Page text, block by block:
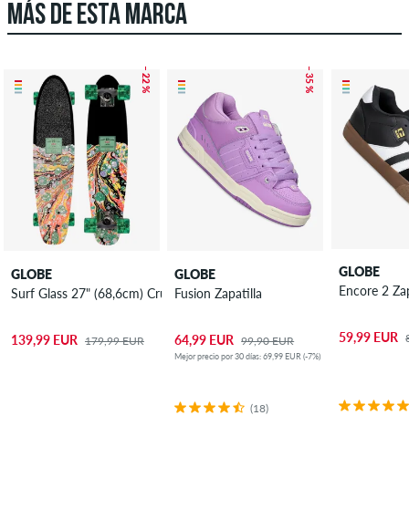
MÁS DE ESTA MARCA
– 22 %
GLOBE
Surf Glass 27" (68,6cm) Cruiser
139,99 EUR 179,99 EUR
– 35 %
GLOBE
Fusion Zapatilla
64,99 EUR 99,90 EUR
Mejor precio por 30 días: 69,99 EUR (-7%)
(18)
GLOBE
Encore 2
59,99 EUR